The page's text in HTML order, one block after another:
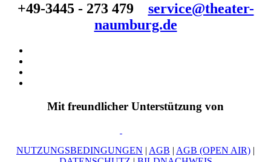
+49-3445 - 273 479
service@theater-
naumburg.de
Mit freundlicher Unterstützung von
NUTZUNGSBEDINGUNGEN | AGB | AGB (OPEN AIR) |